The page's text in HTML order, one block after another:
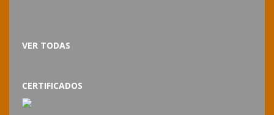
VER TODAS
CERTIFICADOS